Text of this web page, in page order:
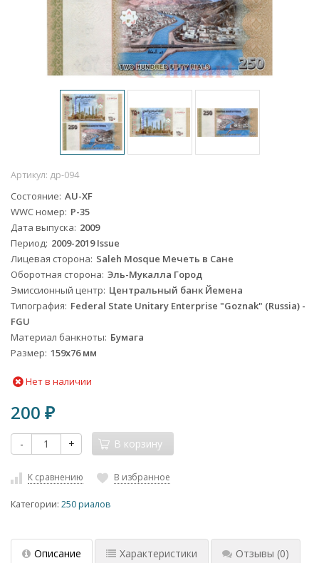
Артикул: др-094
Состояние AU-XF
WWC номер P-35
Дата выпуска 2009
Период 2009-2019 Issue
Лицевая сторона Saleh Mosque Мечеть в Сане
Оборотная сторона Эль-Мукалла Город
Эмиссионный центр Центральный банк Йемена
Типография Federal State Unitary Enterprise "Goznak" (Russia) -
FGU
Материал банкноты Бумага
Размер 159х76 мм
Нет в наличии
200 ₽
- + В корзину
К сравнению В избранное
Категории: 250 риалов
Описание Характеристики Отзывы (0)